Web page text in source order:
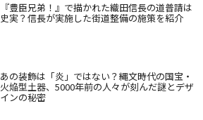
『豊臣兄弟！』で描かれた織田信長の道普請は
史実？信長が実施した街道整備の施策を紹介
あの装飾は「炎」ではない？縄文時代の国宝・
火焔型土器、5000年前の人々が刻んだ謎とデザ
インの秘密